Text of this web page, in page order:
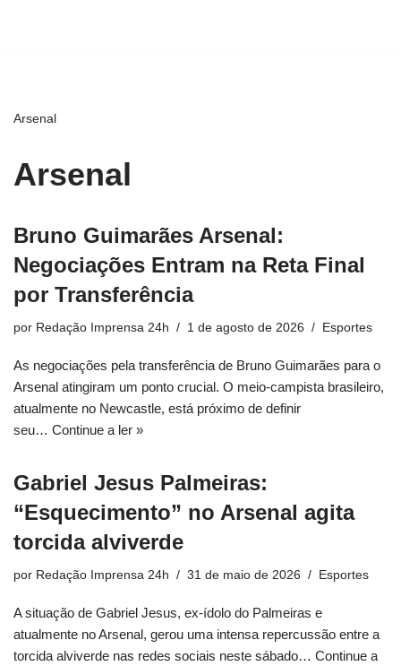
Arsenal
Arsenal
Bruno Guimarães Arsenal:
Negociações Entram na Reta Final
por Transferência
por Redação Imprensa 24h 1 de agosto de 2026 Esportes
As negociações pela transferência de Bruno Guimarães para o
Arsenal atingiram um ponto crucial. O meio-campista brasileiro,
atualmente no Newcastle, está próximo de definir
seu… Continue a ler »
Gabriel Jesus Palmeiras:
“Esquecimento” no Arsenal agita
torcida alviverde
por Redação Imprensa 24h 31 de maio de 2026 Esportes
A situação de Gabriel Jesus, ex-ídolo do Palmeiras e
atualmente no Arsenal, gerou uma intensa repercussão entre a
torcida alviverde nas redes sociais neste sábado… Continue a